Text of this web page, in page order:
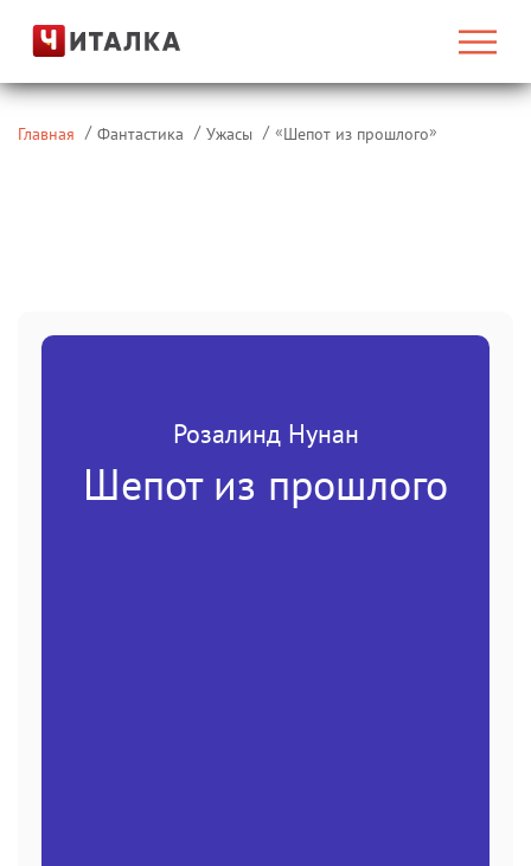
Главная Фантастика Ужасы «Шепот из прошлого»
Розалинд Нунан
Шепот из прошлого